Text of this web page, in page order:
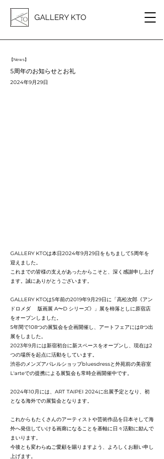
GALLERY KTO
【News】
5周年のお知らせとお礼
2024年9月29日
GALLERY KTOは本日2024年9月29日をもちまして5周年を
迎えました。
これまでの皆様の支えがあったからこそと、深く感謝申し上げ
ます。誠にありがとうございます。
GALLERY KTOは5年前の2019年9月29日に「高松次郎《アン
ドロメダ 版画展 A〜D シリーズ》」展を柿落としに原宿店
をオープンしました。
5年間で108つの展覧会を企画開催し、アートフェアには8つ出
展をしました。
2023年9月には新宿初台に新スペースをオープンし、現在は2
つの場所を起点に活動をしています。
渋谷のメンズアパレルショップbluesdressと外苑前の美容室
L'arteでの提携による展覧会も常時企画開催中です。
2024年10月には、ART TAIPEI 2024に出展予定となり、初
となる海外での展覧会となります。
これからもたくさんのアーティストや芸術作品を日本そして海
外へ発信していける画廊になることを基軸に日々活動に励んで
まいります。
今後とも変わらぬご愛顧を賜りますよう、よろしくお願い申し
上げます。